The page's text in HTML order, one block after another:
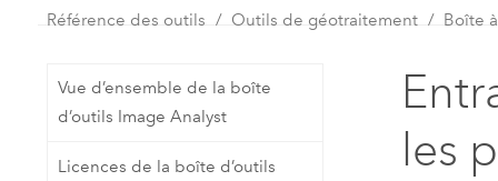
Logiciel SIG leader du marché
ArcGIS Enterprise
la cartographie
Fournisseurs d’énergie
Santé et services à la
Administrations nationales
Référence des outils Outils de géotraitement Boîte
Vue d’ensemble de la boîte
d’outils Image Analyst
Licences de la boîte d’outils
les